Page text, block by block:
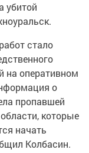
убитой
стало
на оперативном
о
пропавшей
которые
начать
Колбасин.